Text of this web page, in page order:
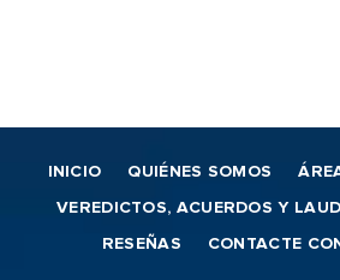
INICIO QUIÉNES SOMOS
VEREDICTOS, ACUERDOS Y
RESEÑAS CONTACTE